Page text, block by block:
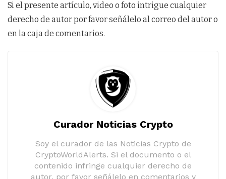
Si el presente artículo, video o foto intrigue cualquier
derecho de autor por favor señálelo al correo del autor o
en la caja de comentarios.
Curador Noticias Crypto
Soy el curador de las Noticias Crypto de
CryptoWorldAlerts. Si el documento o el
contenido infringe cualquier derecho de
autor, por favor señálelo en comentarios y